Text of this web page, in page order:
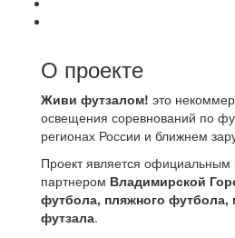
О проекте
Живи футзалом! это
освещения соревнований по
регионах России и ближнем
Проект является
партнером Владимирской
футбола, пляжного
футзала.